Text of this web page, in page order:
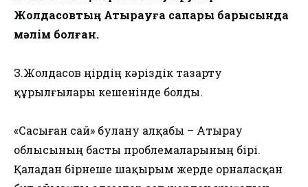
Жолдасовтың Атырауға сапары барысында
мәлім болған.
З.Жолдасов өңірдің кәріздік тазарту
құрылғылары кешенінде болды.
«Сасыған сай» булану алқабы – Атырау
облысының басты проблемаларының бірі.
Қаладан бірнеше шақырым жерде орналасқан